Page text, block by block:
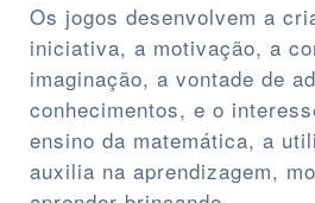
Os jogos desenvolvem a
iniciativa, a motivação, a
imaginação, a vontade de
conhecimentos, e o
ensino da matemática, a
auxilia na aprendizagem,